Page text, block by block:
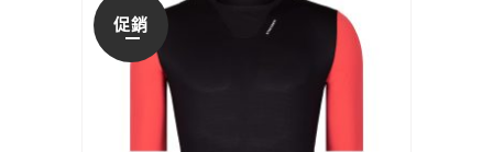
促銷